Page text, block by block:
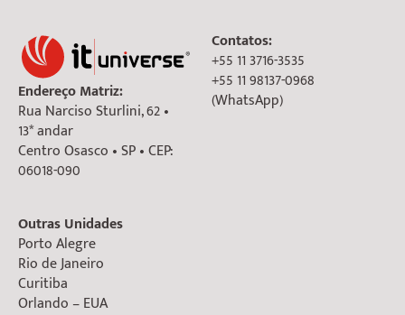
Endereço Matriz:
Rua Narciso Sturlini, 62 •
13* andar
Centro Osasco • SP • CEP:
06018-090
Outras Unidades
Porto Alegre
Rio de Janeiro
Curitiba
Orlando – EUA
Contatos:
+55 11 3716-3535
+55 11 98137-0968
(WhatsApp)